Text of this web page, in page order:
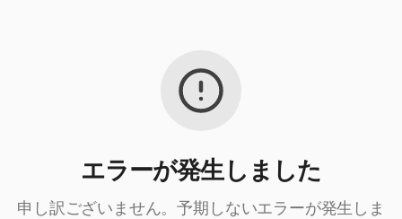
エラーが発生しました
申し訳ございません。予期しないエラーが発生しま